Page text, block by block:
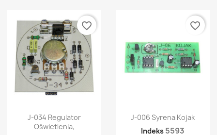
J-034 Regulator
Oświetlenia,
favorite_border
J-006 Syrena Kojak
Indeks 5593
favorite_border